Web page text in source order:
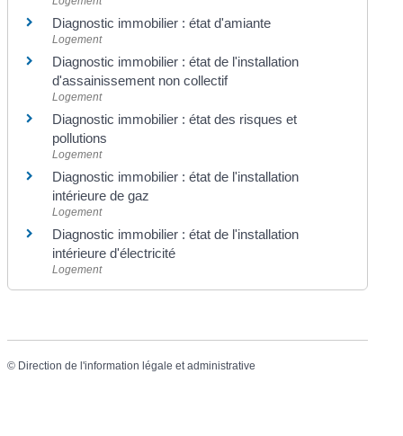
Diagnostic immobilier : état d'amiante
Logement
Diagnostic immobilier : état de l'installation
d'assainissement non collectif
Logement
Diagnostic immobilier : état des risques et
pollutions
Logement
Diagnostic immobilier : état de l'installation
intérieure de gaz
Logement
Diagnostic immobilier : état de l'installation
intérieure d'électricité
Logement
© Direction de l'information légale et administrative